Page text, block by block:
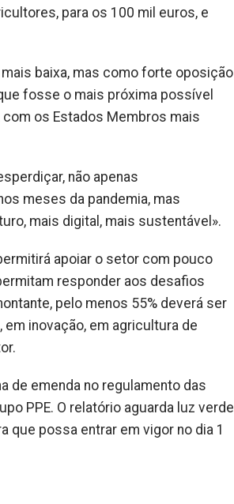
para os 100 mil euros, e
baixa, mas como forte oposição
fosse o mais próxima possível
os Estados Membros mais
não apenas
meses da pandemia, mas
mais digital, mais sustentável».
apoiar o setor com pouco
responder aos desafios
pelo menos 55% deverá ser
inovação, em agricultura de
de emenda no regulamento das
PPE. O relatório aguarda luz verde
que possa entrar em vigor no dia 1